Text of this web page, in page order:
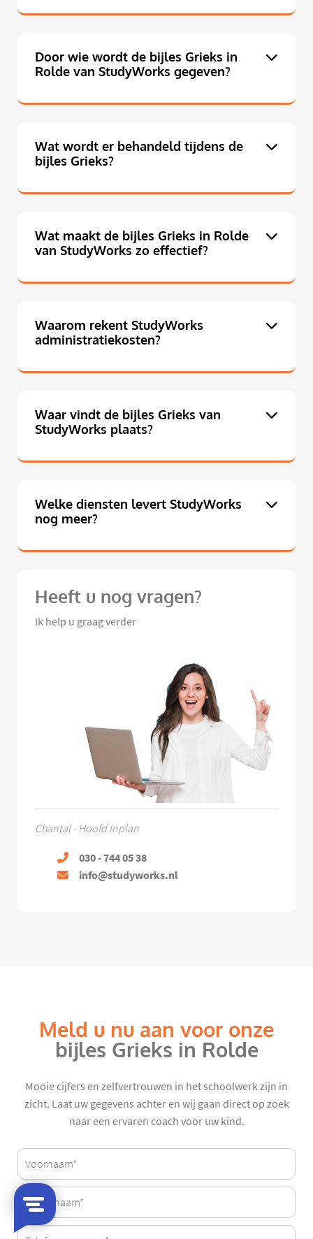
Door wie wordt de bijles Grieks in
Rolde van StudyWorks gegeven?
Wat wordt er behandeld tijdens de
bijles Grieks?
Wat maakt de bijles Grieks in Rolde
van StudyWorks zo effectief?
Waarom rekent StudyWorks
administratiekosten?
Waar vindt de bijles Grieks van
StudyWorks plaats?
Welke diensten levert StudyWorks
nog meer?
Heeft u nog vragen?
Ik help u graag verder
Chantal - Hoofd Inplan
030 - 744 05 38
info@studyworks.nl
Meld u nu aan voor onze
bijles Grieks in Rolde
Mooie cijfers en zelfvertrouwen in het schoolwerk zijn in
zicht. Laat uw gegevens achter en wij gaan direct op zoek
naar een ervaren coach voor uw kind.